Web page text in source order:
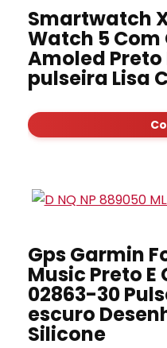
Smartwatch
Watch 5 Com
Amoled Preto
pulseira Lisa
Gps Garmin
Music Preto E
02863-30
escuro
Silicone